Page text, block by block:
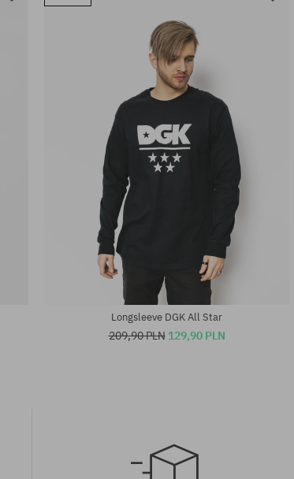
Longsleeve DGK All Star
209,90 PLN 129,90 PLN